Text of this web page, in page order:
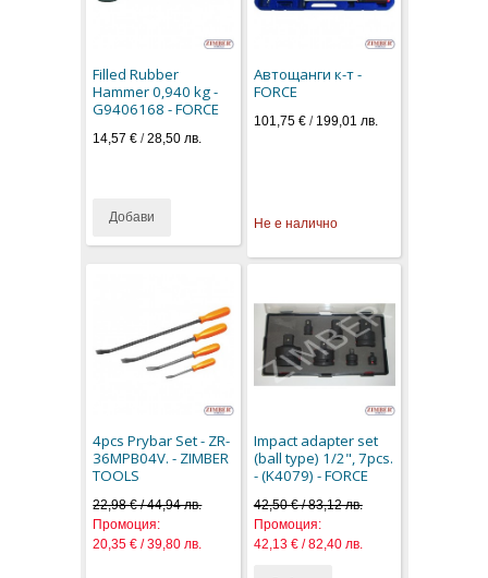
Filled Rubber
Hammer 0,940 kg -
G9406168 - FORCE
14,57 € /28,50 лв.
Добави
Автощанги к-т -
FORCE
101,75 €/ 199,01 лв.
Не е налично
4pcs Prybar Set - ZR-
36MPB04V. - ZIMBER
TOOLS
22,98 € / 44,94 лв.
Промоция:
20,35 € / 39,80 лв.
Impact adapter set
(ball type) 1/2", 7pcs.
- (K4079) - FORCE
42,50 € / 83,12 лв.
Промоция:
42,13 € / 82,40 лв.